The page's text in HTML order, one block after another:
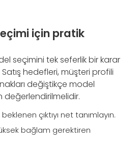
için pratik
seçimini tek seferlik bir karar
hedefleri, müşteri profili
değiştikçe model
değerlendirilmelidir.
çıktıyı net tanımlayın.
bağlam gerektiren